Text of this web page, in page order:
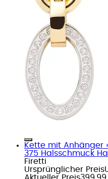
Kette mit Anhänger
375 Halsschmuck
Firetti
Ursprünglicher Preis